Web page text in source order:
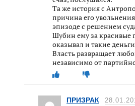
Та же история с
причина его
эпизоде с решением
Шубин ему за красивые
оказывал и такие
Власть развращает
независимо от
ПРИЗРАК